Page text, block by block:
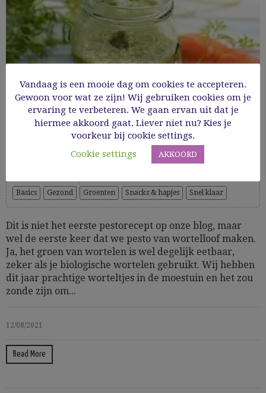
Pesto van wortelloof en pistache
Basics
Gezond Groenten Snacks & hapjes Snel klaar
Dit is niet het eerste pestorecept op onze blog, maar
wel de eerste keer dat we pesto van wortelloof maken.
Ja, het groen van wortelen is wel degelijk eetbaar,
zeker als je biologische wortelen gebruikt. Wij hebben
dit jaar prachtige worteltjes in de moestuin en het zou
zonde zijn om...
12/08/2021
Read More
Vandaag is een mooie dag om cookies te accepteren.
Gewoon voor wat ze zijn! Wij gebruiken cookies om je
ervaring te verbeteren. We gaan ervan uit dat je
hiermee akkoord gaat. Liever niet nu? Kies je
voorkeur bij cookie settings.
Cookie settings
AKKOORD